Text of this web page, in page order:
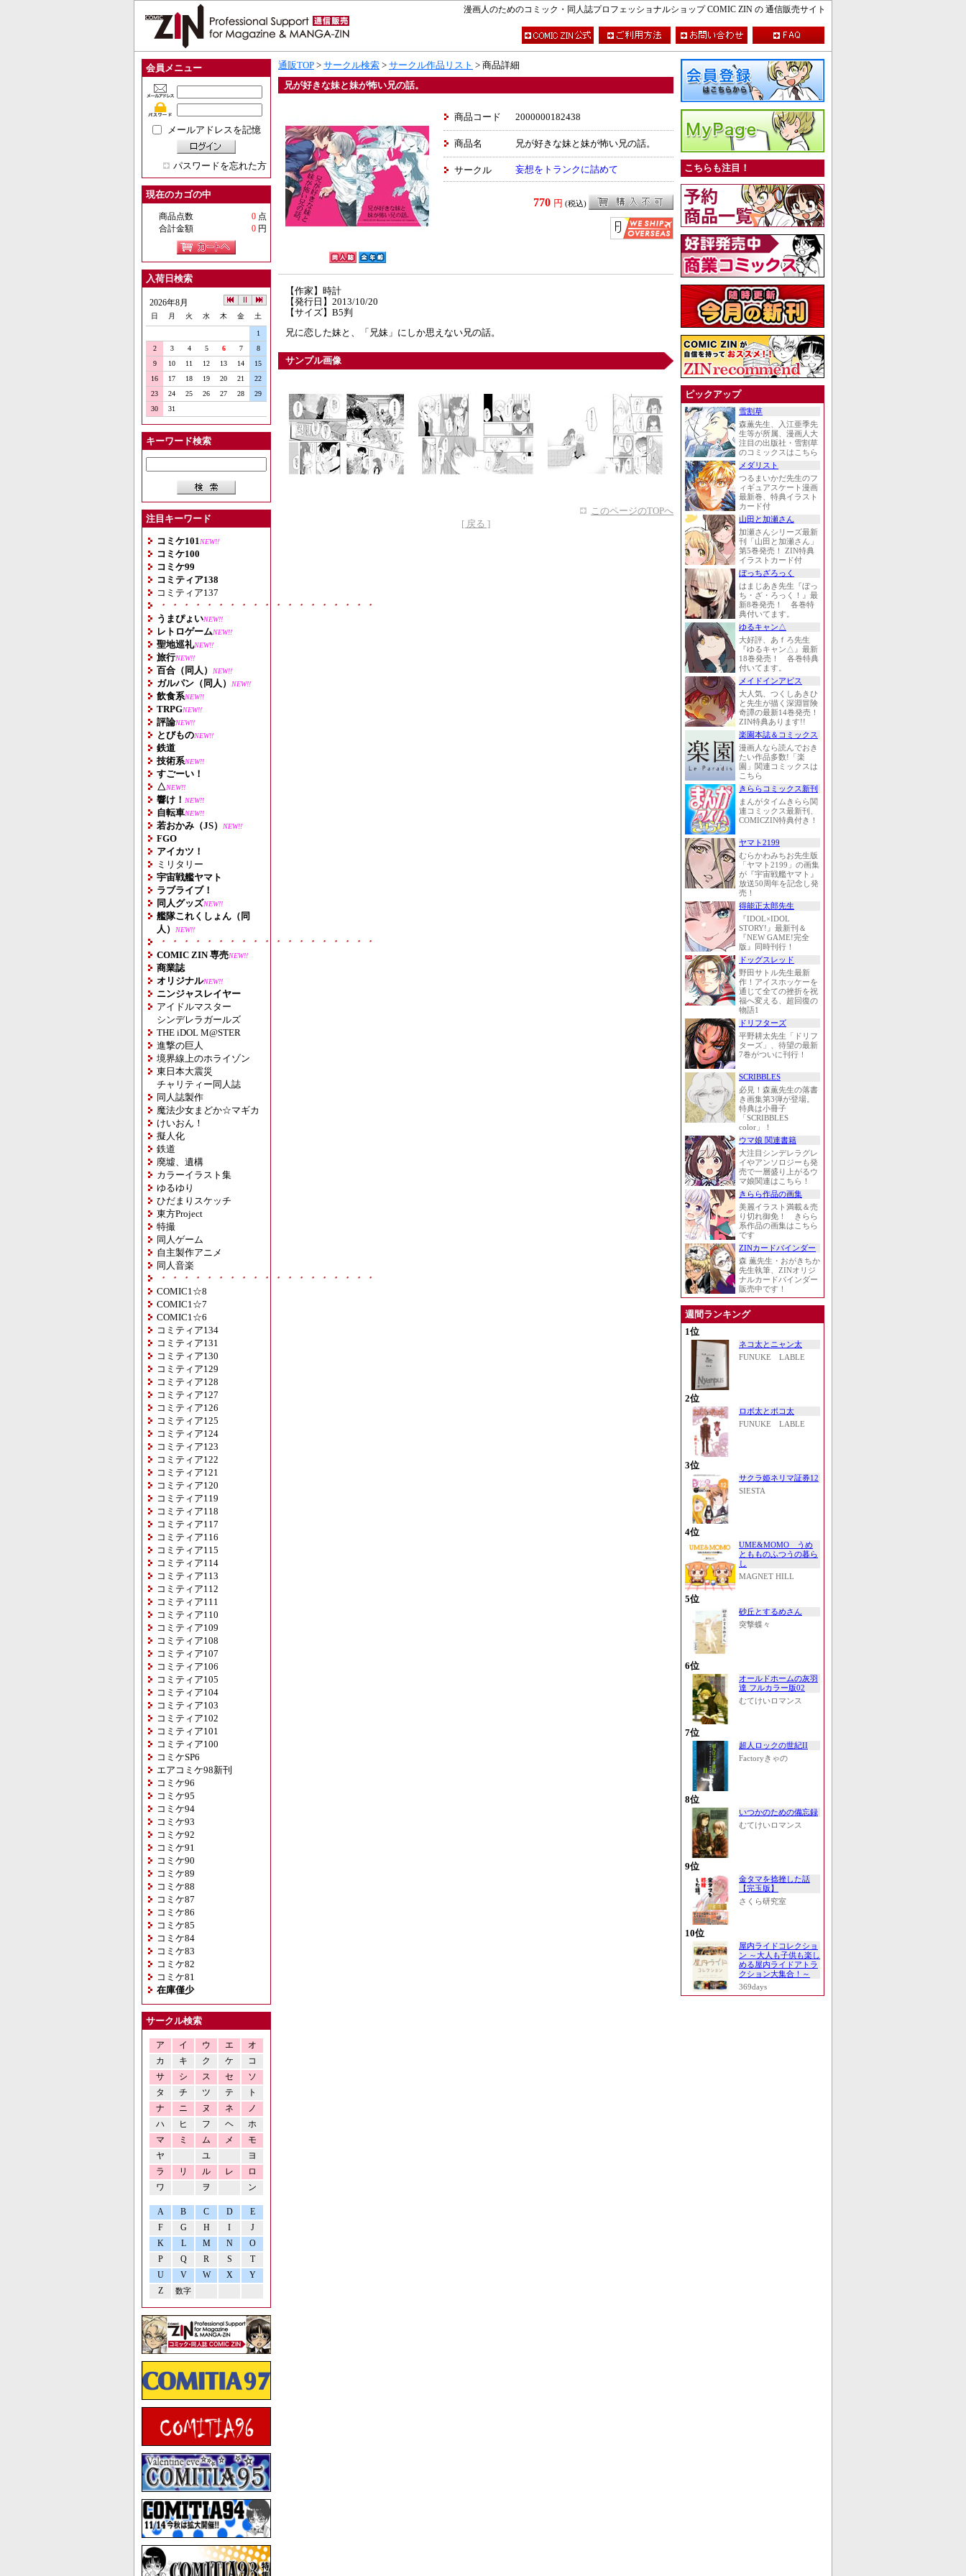
漫画人のためのコミック・同人誌プロフェッショナルショップ COMIC ZIN の 通信販売サイト
会員メニュー
メールアドレスを記憶
パスワードを忘れた方
現在のカゴの中
商品点数 0 点
合計金額
0 円
入荷日検索
2026年8月
日 月 火 水 木 金 土
1
2
3 4 5 6 7
8
9
10 11 12 13 14
15
16
17 18 19 20 21
22
23
24 25 26 27 28
29
30
31
キーワード検索
注目キーワード
コミケ101 NEW!!
コミケ100
コミケ99
コミティア138
コミティア137
・・・・・・・・・・・・・・・・・・・
うまぴょいNEW!!
レトロゲームNEW!!
聖地巡礼NEW!!
旅行NEW!!
百合（同人） NEW!!
ガルパン（同人） NEW!!
飲食系NEW!!
TRPGNEW!!
評論NEW!!
とびものNEW!!
鉄道
技術系NEW!!
すごーい！
△NEW!!
響け！ NEW!!
自転車NEW!!
若おかみ（JS） NEW!!
FGO
アイカツ！
ミリタリー
宇宙戦艦ヤマト
ラブライブ！
同人グッズNEW!!
艦隊これくしょん（同
人）
NEW!!
・・・・・・・・・・・・・・・・・・・
COMIC ZIN 専売NEW!!
商業誌
オリジナルNEW!!
ニンジャスレイヤー
アイドルマスター
シンデレラガールズ
THE iDOL M@STER
進撃の巨人
境界線上のホライゾン
東日本大震災
チャリティー同人誌
同人誌製作
魔法少女まどか☆マギカ
けいおん！
擬人化
鉄道
廃墟、遺構
カラーイラスト集
ゆるゆり
ひだまりスケッチ
東方Project
特撮
同人ゲーム
自主製作アニメ
同人音楽
・・・・・・・・・・・・・・・・・・・
COMIC1☆8
COMIC1☆7
COMIC1☆6
コミティア134
コミティア131
コミティア130
コミティア129
コミティア128
コミティア127
コミティア126
コミティア125
コミティア124
コミティア123
コミティア122
コミティア121
コミティア120
コミティア119
コミティア118
コミティア117
コミティア116
コミティア115
コミティア114
コミティア113
コミティア112
コミティア111
コミティア110
コミティア109
コミティア108
コミティア107
コミティア106
コミティア105
コミティア104
コミティア103
コミティア102
コミティア101
コミティア100
コミケSP6
エアコミケ98新刊
コミケ96
コミケ95
コミケ94
コミケ93
コミケ92
コミケ91
コミケ90
コミケ89
コミケ88
コミケ87
コミケ86
コミケ85
コミケ84
コミケ83
コミケ82
コミケ81
在庫僅少
サークル検索
ア イ ウ エ
オ
カ
キ ク ケ
コ
サ
シ ス セ
ソ
タ
チ ツ テ
ト
ナ
ニ ヌ ネ
ノ
ハ
ヒ フ ヘ
ホ
マ
ミ ム メ
モ
ヤ
ユ
ヨ
ラ
リ ル レ
ロ
ワ
ヲ ン
A B C D
E
F
G H I
J
K
L M N
O
P
Q R S
T
U
V W X
Y
Z
数字
通販TOP > サークル検索 > サークル作品リスト > 商品詳細
兄が好きな妹と妹が怖い兄の話。
商品コード 2000000182438
商品名 兄が好きな妹と妹が怖い兄の話。
サークル 妄想をトランクに詰めて
770 円 (税込)
【作家】時計
【発行日】2013/10/20
【サイズ】B5判
兄に恋した妹と、「兄妹」にしか思えない兄の話。
サンプル画像
このページのTOPへ
[ 戻る ]
こちらも注目！
ピックアップ
雪割草
森薫先生、入江亜季先
生等が所属、漫画人大
注目の出版社・雪割草
のコミックスはこちら
メダリスト
つるまいかだ先生のフ
ィギュアスケート漫画
最新巻、特典イラスト
カード付
山田と加瀬さん
加瀬さんシリーズ最新
刊「山田と加瀬さん」
第5巻発売！ ZIN特典
イラストカード付
ぼっちざろっく
はまじあき先生『ぼっ
ち・ざ・ろっく！』最
新8巻発売！ 各巻特
典付いてます。
ゆるキャン△
大好評、あｆろ先生
『ゆるキャン△』最新
18巻発売！ 各巻特典
付いてます。
メイドインアビス
大人気、つくしあきひ
と先生が描く深淵冒険
奇譚の最新14巻発売！
ZIN特典あります!!
楽園本誌＆コミックス
漫画人なら読んでおき
たい作品多数!「楽
園」関連コミックスは
こちら
きららコミックス新刊
まんがタイムきらら関
連コミックス最新刊、
COMICZIN特典付き！
ヤマト2199
むらかわみちお先生版
「ヤマト2199」の画集
が『宇宙戦艦ヤマト』
放送50周年を記念し発
売！
得能正太郎先生
『IDOL×IDOL
STORY!』最新刊＆
『NEW GAME!完全
版』同時刊行！
ドッグスレッド
野田サトル先生最新
作！アイスホッケーを
通じて全ての挫折を祝
福へ変える、超回復の
物語1
ドリフターズ
平野耕太先生「ドリフ
ターズ」、待望の最新
7巻がついに刊行！
SCRIBBLES
必見！森薫先生の落書
き画集第3弾が登場。
特典は小冊子
「SCRIBBLES
color」！
ウマ娘 関連書籍
大注目シンデレラグレ
イやアンソロジーも発
売で一層盛り上がるウ
マ娘関連はこちら！
きらら作品の画集
美麗イラスト満載＆売
り切れ御免！ きらら
系作品の画集はこちら
です
ZINカードバインダー
森 薫先生・おがきちか
先生執筆、ZINオリジ
ナルカードバインダー
販売中です！
週間ランキング
1位
ネコ太とニャン太
FUNUKE LABLE
2位
ロボ太とポコ太
FUNUKE LABLE
3位
サクラ姫ネリマ証券12
SIESTA
4位
UME&MOMO うめ
ともものふつうの暮ら
し
MAGNET HILL
5位
砂丘とするめさん
突撃蝶々
6位
オールドホームの灰羽
達 フルカラー版02
むてけいロマンス
7位
超人ロックの世紀II
Factoryきゃの
8位
いつかのための備忘録
むてけいロマンス
9位
金タマを捻挫した話
【完玉版】
さくら研究室
10位
屋内ライドコレクショ
ン ～大人も子供も楽し
める屋内ライドアトラ
クション大集合！～
369days